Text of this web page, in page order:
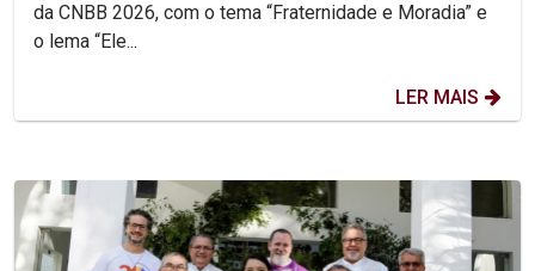
da CNBB 2026, com o tema “Fraternidade e Moradia” e
o lema “Ele...
LER MAIS